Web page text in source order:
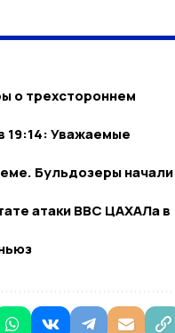
о трехстороннем
19:14: Уважаемые
Бульдозеры начали
атаки ВВС ЦАХАЛа в